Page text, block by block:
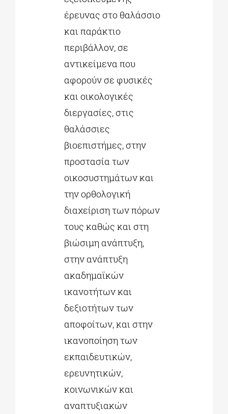
έρευνας στο θαλάσσιο
και παράκτιο
περιβάλλον, σε
αντικείμενα που
αφορούν σε φυσικές
και οικολογικές
διεργασίες, στις
θαλάσσιες
βιοεπιστήμες, στην
προστασία των
οικοσυστημάτων και
την ορθολογική
διαχείριση των πόρων
τους καθώς και στη
βιώσιμη ανάπτυξη,
στην ανάπτυξη
ακαδημαϊκών
ικανοτήτων και
δεξιοτήτων των
αποφοίτων, και στην
ικανοποίηση των
εκπαιδευτικών,
ερευνητικών,
κοινωνικών και
αναπτυξιακών